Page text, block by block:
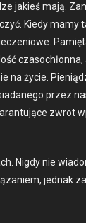
jakieś mają.
Kiedy mamy
na życie.
przez
zwrot
Nigdy nie
jed­nak